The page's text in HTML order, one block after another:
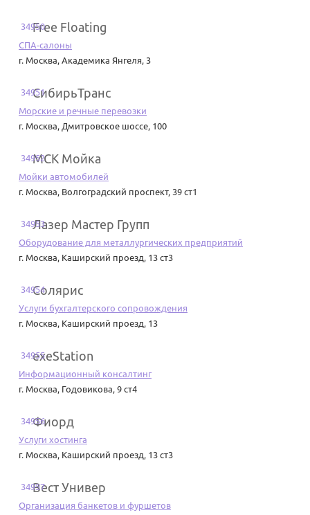
34950Free Floating
СПА-салоны
г. Москва, Академика Янгеля, 3
34951СибирьТранс
Морские и речные перевозки
г. Москва, Дмитровское шоссе, 100
34952МСК Мойка
Мойки автомобилей
г. Москва, Волгоградский проспект, 39 ст1
34953Лазер Мастер Групп
Оборудование для металлургических предприятий
г. Москва, Каширский проезд, 13 ст3
34954Солярис
Услуги бухгалтерского сопровождения
г. Москва, Каширский проезд, 13
34955exeStation
Информационный консалтинг
г. Москва, Годовикова, 9 ст4
34956Фиорд
Услуги хостинга
г. Москва, Каширский проезд, 13 ст3
34957Вест Универ
Организация банкетов и фуршетов